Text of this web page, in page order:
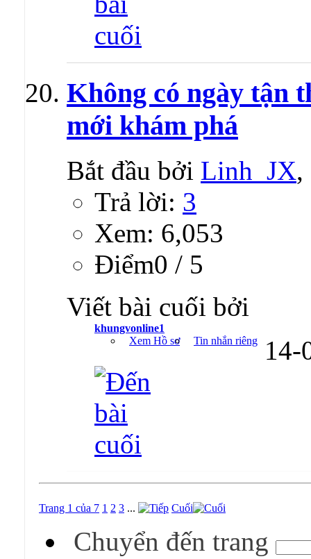
Không có ngày tận
mới khám phá
Bắt đầu bởi Linh_JX,
Trả lời: 3
Xem: 6,053
Ðiểm0 / 5
Viết bài cuối bởi
khungvonline1
Xem Hồ sơ
Tin nhắn riêng
Trang 1 của 7 1 2 3 ... Cuối
Chuyển đến trang